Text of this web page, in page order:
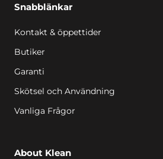
Snabblänkar
Kontakt & öppettider
Butiker
Garanti
Skötsel och Användning
Vanliga Frågor
About Klean